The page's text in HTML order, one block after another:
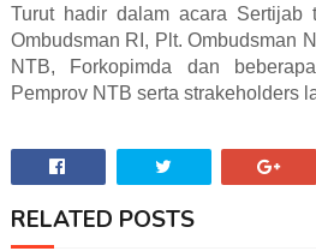
Turut hadir dalam acara Sertijab
Ombudsman RI, Plt. Ombudsman
NTB, Forkopimda dan
Pemprov NTB serta strakeholders
RELATED POSTS